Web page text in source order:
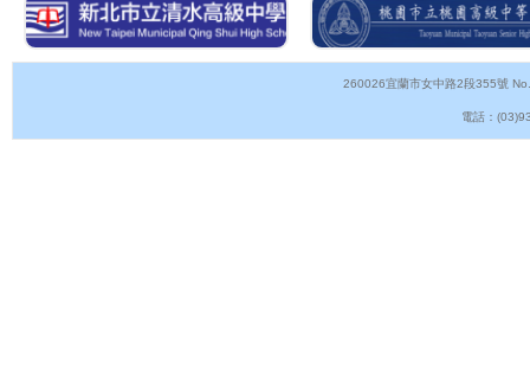
260026宜蘭市女中路2段355號
電話：